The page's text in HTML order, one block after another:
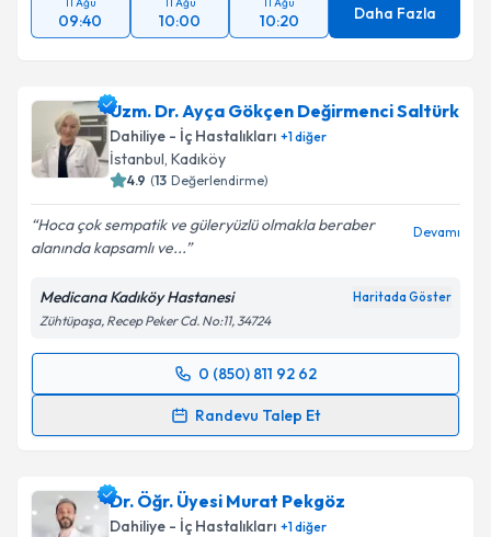
09:40 10:00 10:20 Daha Fazla
Uzm. Dr. Ayça Gökçen Değirmenci Saltürk
Dahiliye - İç Hastalıkları +1diğer
İstanbul, Kadıköy
4.9 (13 Değerlendirme)
Hoca çok sempatik ve güleryüzlü olmakla beraber
alanında kapsamlı ve...
Devamı
Medicana Kadıköy Hastanesi Haritada Göster
Zühtüpaşa, Recep Peker Cd. No:11, 34724
0 (850) 811 92 62
Randevu Talep Et
Randevu Takvimi Talebi
randevu almanız için bir takvim hazırlandığında e-
posta ile bilgilendireceğiz.
Dr. Öğr. Üyesi Murat Pekgöz
Dahiliye - İç Hastalıkları +1diğer